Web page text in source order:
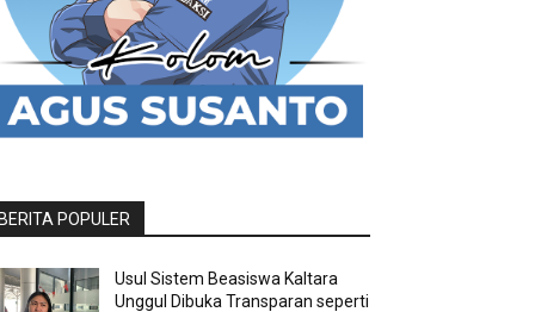
POPULER
Usul Sistem Beasiswa Kaltara
Unggul Dibuka Transparan seperti